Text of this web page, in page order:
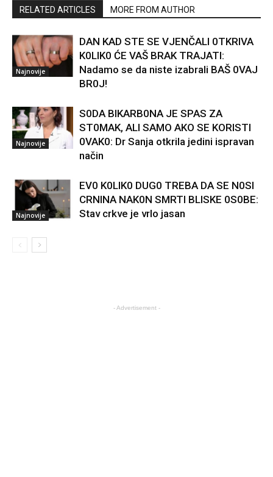
RELATED ARTICLES MORE FROM AUTHOR
Najnovije
DAN KAD STE SE VJENČALI 0TKRIVA
K0LIK0 ĆE VAŠ BRAK TRAJATI:
Nadamo se da niste izabrali BAŠ 0VAJ
BR0J!
Najnovije
S0DA BIKARB0NA JE SPAS ZA
ST0MAK, ALI SAMO AKO SE KORISTI
0VAK0: Dr Sanja otkrila jedini ispravan
način
Najnovije
EV0 K0LIK0 DUG0 TREBA DA SE N0SI
CRNINA NAK0N SMRTI BLISKE 0S0BE:
Stav crkve je vrlo jasan
- Advertisement -